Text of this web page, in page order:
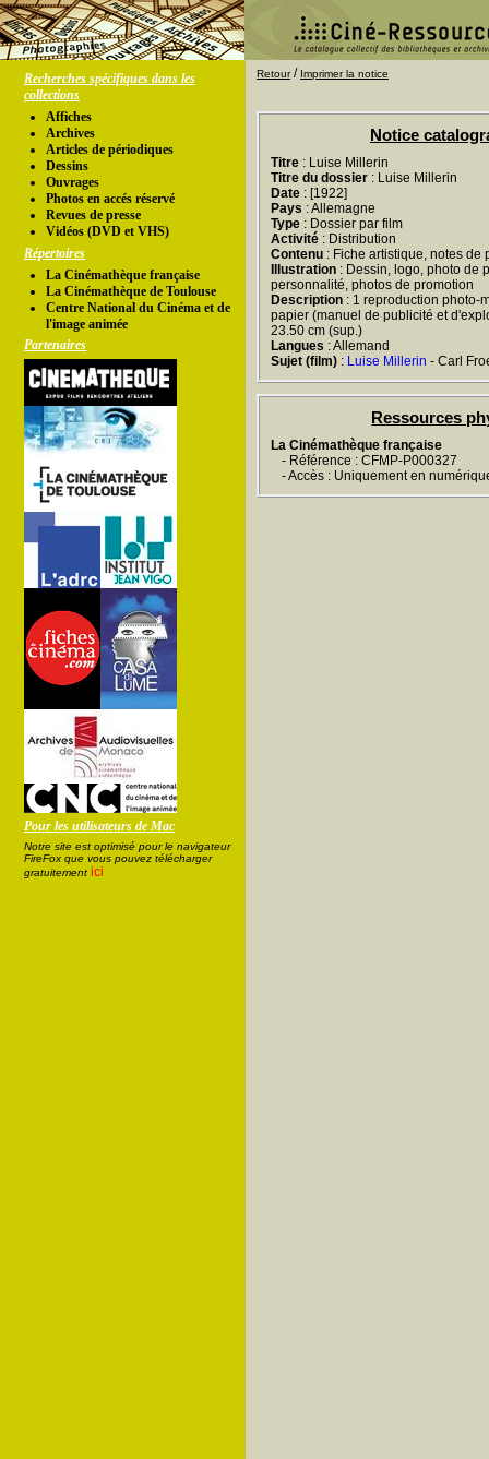
Recherches spécifiques dans les
collections
Affiches
Archives
Articles de périodiques
Dessins
Ouvrages
Photos en accés réservé
Revues de presse
Vidéos (DVD et VHS)
Répertoires
La Cinémathèque française
La Cinémathèque de Toulouse
Centre National du Cinéma et de
l'image animée
Partenaires
Pour les utilisateurs de Mac
Notre site est optimisé pour le navigateur
FireFox que vous pouvez télécharger
gratuitement ici
Retour/ Imprimer la notice
Notice
Titre : Luise Millerin
Titre du dossier : Luise Millerin
Date : [1922]
Pays : Allemagne
Type : Dossier par film
Activité : Distribution
Contenu : Fiche artistique, notes de
Illustration : Dessin, logo, photo de
personnalité, photos de promotion
Description : 1 reproduction photo-
papier (manuel de publicité et
23.50 cm (sup.)
Langues : Allemand
Sujet (film) : Luise Millerin - Carl
Ressources
La Cinémathèque française
- Référence : CFMP-P000327
- Accès : Uniquement en